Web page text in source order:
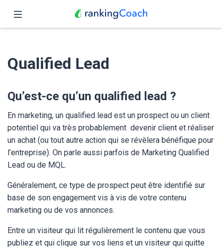
Fonctionnalités
Tarifs
Partenaires
Blog
Français
Qualified Lead
Qu’est-ce qu’un qualified lead ?
En marketing, un qualified lead est un prospect ou un client
potentiel qui va très probablement devenir client et réaliser
un achat (ou tout autre action qui se révèlera bénéfique pour
l’entreprise). On parle aussi parfois de Marketing Qualified
Lead ou de MQL.
Généralement, ce type de prospect peut être identifié sur
base de son engagement vis à vis de votre contenu
marketing ou de vos annonces.
Entre un visiteur qui lit régulièrement le contenu que vous
publiez et qui clique sur vos liens et un visiteur qui quitte